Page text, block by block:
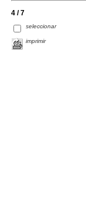
4 / 7
seleccionar
imprimir